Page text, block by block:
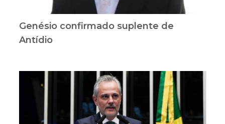
Genésio confirmado suplente de
Antídio